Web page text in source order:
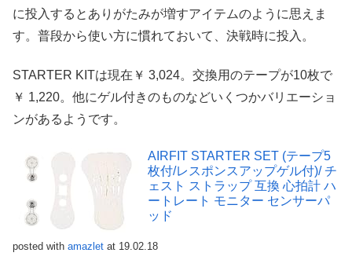
に投入するとありがたみが増すアイテムのように思えま
す。普段から使い方に慣れておいて、決戦時に投入。
STARTER KITは現在￥ 3,024。交換用のテープが10枚で
￥ 1,220。他にゲル付きのものなどいくつかバリエーショ
ンがあるようです。
AIRFIT STARTER SET (テープ5
枚付/レスポンスアップゲル付)/ チ
ェスト ストラップ 互換 心拍計 ハ
ートレート モニター センサーパ
ッド
posted with amazlet at 19.02.18